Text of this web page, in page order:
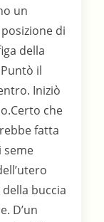
un
di
della
il
Iniziò
che
fatta
seme
buccia
D’un